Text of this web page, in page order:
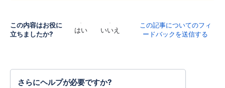
この内容はお役に
立ちましたか?
はい いいえ
この記事についてのフィ
ードバックを送信する
さらにヘルプが必要ですか?